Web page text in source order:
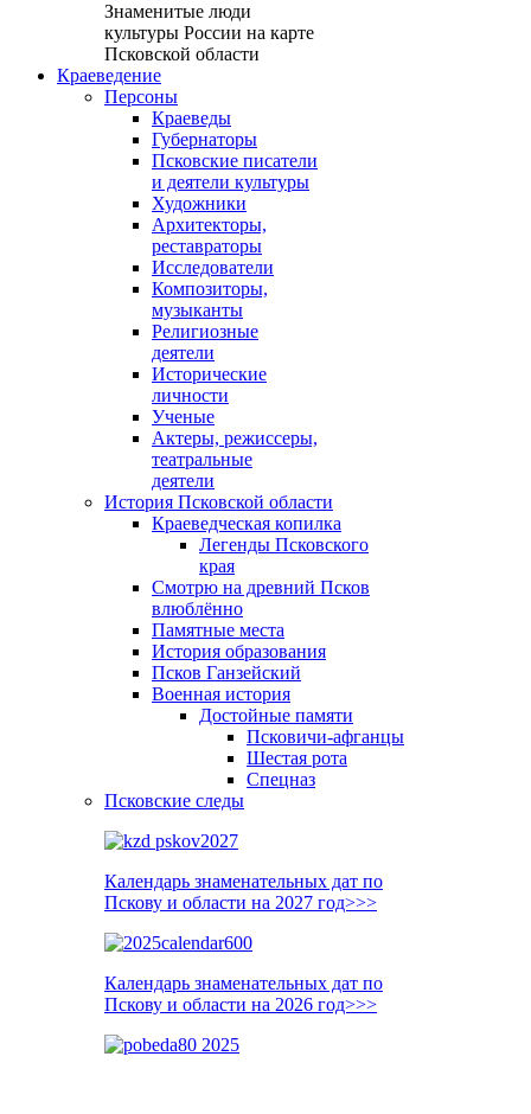
Знаменитые люди
культуры России на карте
Псковской области
Краеведение
Персоны
Краеведы
Губернаторы
Псковские писатели
и деятели культуры
Художники
Архитекторы,
реставраторы
Исследователи
Композиторы,
музыканты
Религиозные
деятели
Исторические
личности
Ученые
Актеры, режиссеры,
театральные
деятели
История Псковской области
Краеведческая копилка
Легенды Псковского
края
Смотрю на древний Псков
влюблённо
Памятные места
История образования
Псков Ганзейский
Военная история
Достойные памяти
Псковичи-афганцы
Шестая рота
Спецназ
Псковские следы
Календарь знаменательных дат по
Пскову и области на 2027 год>>>
Календарь знаменательных дат по
Пскову и области на 2026 год>>>